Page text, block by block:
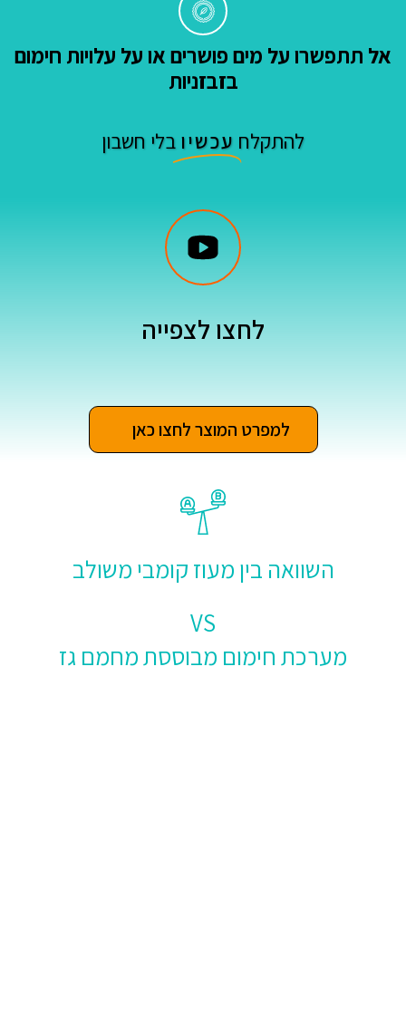
אל תתפשרו על מים פושרים או על עלויות חימום
בזבזניות
להתקלח עכשיו בלי חשבון
לחצו לצפייה
למפרט המוצר לחצו כאן
השוואה בין מעוז קומבי משולב
VS
מערכת חימום מבוססת מחמם גז